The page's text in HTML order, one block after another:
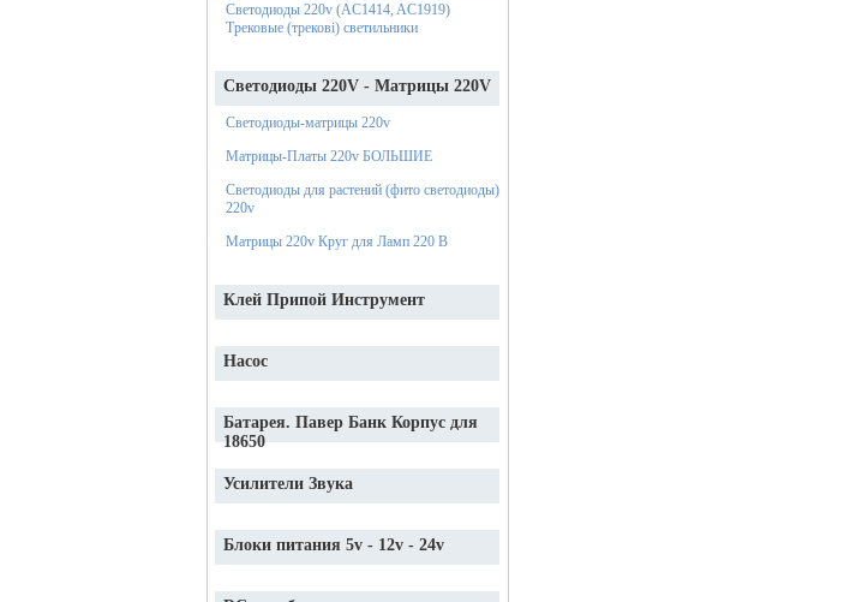
Светодиоды 220v (AC1414, AC1919)
Трековые (трекові) светильники
Светодиоды 220V - Матрицы 220V
Светодиоды-матрицы 220v
Матрицы-Платы 220v БОЛЬШИЕ
Светодиоды для растений (фито светодиоды)
220v
Матрицы 220v Круг для Ламп 220 В
Клей Припой Инструмент
Насос
Батарея. Павер Банк Корпус для
18650
Усилители Звука
Блоки питания 5v - 12v - 24v